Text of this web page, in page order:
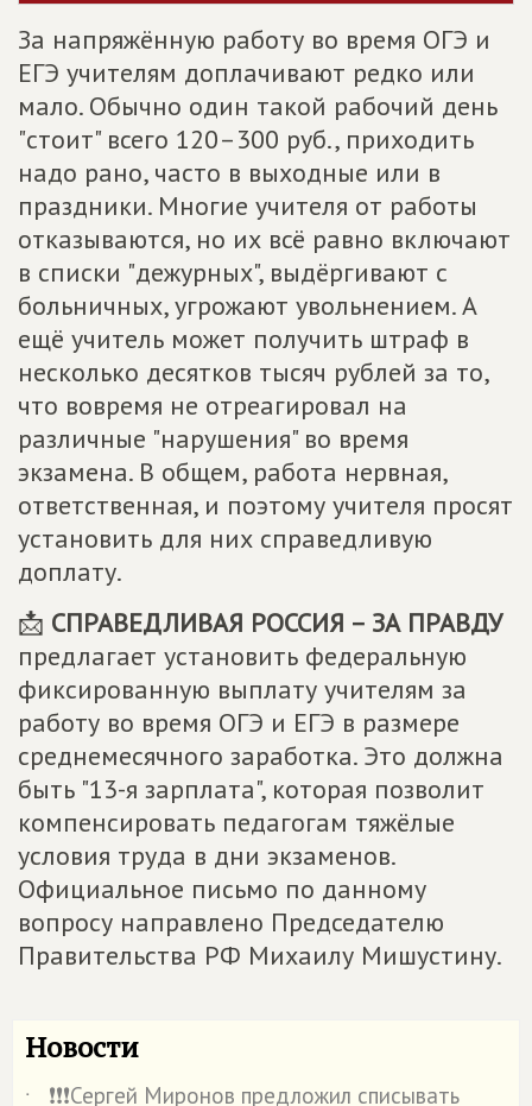
За напряжённую работу во время ОГЭ и
ЕГЭ учителям доплачивают редко или
мало. Обычно один такой рабочий день
"стоит" всего 120–300 руб., приходить
надо рано, часто в выходные или в
праздники. Многие учителя от работы
отказываются, но их всё равно включают
в списки "дежурных", выдёргивают с
больничных, угрожают увольнением. А
ещё учитель может получить штраф в
несколько десятков тысяч рублей за то,
что вовремя не отреагировал на
различные "нарушения" во время
экзамена. В общем, работа нервная,
ответственная, и поэтому учителя просят
установить для них справедливую
доплату.
📩 СПРАВЕДЛИВАЯ РОССИЯ – ЗА ПРАВДУ
предлагает установить федеральную
фиксированную выплату учителям за
работу во время ОГЭ и ЕГЭ в размере
среднемесячного заработка. Это должна
быть "13-я зарплата", которая позволит
компенсировать педагогам тяжёлые
условия труда в дни экзаменов.
Официальное письмо по данному
вопросу направлено Председателю
Правительства РФ Михаилу Мишустину.
Новости
❗️❗️❗️Сергей Миронов предложил списывать